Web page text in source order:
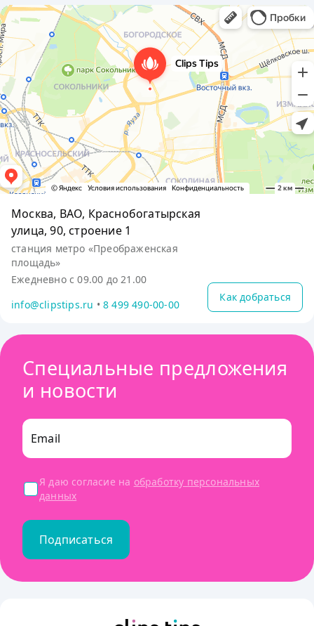
Москва, ВАО, Краснобогатырская
улица, 90, строение 1
станция метро «Преображенская
площадь»
Ежедневно с 09.00 до 21.00
info@clipstips.ru •8 499 490-00-00
Как добраться
Специальные предложения
и новости
Email
Я даю согласие на обработку персональных
данных
Подписаться